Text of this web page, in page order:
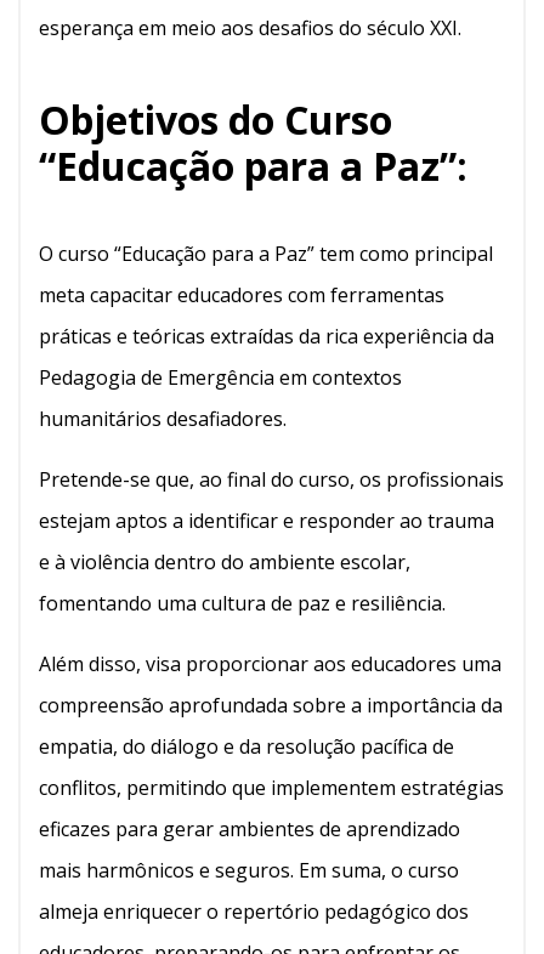
esperança em meio aos desafios do século XXI.
Objetivos do Curso
“Educação para a Paz”:
O curso “Educação para a Paz” tem como principal
meta capacitar educadores com ferramentas
práticas e teóricas extraídas da rica experiência da
Pedagogia de Emergência em contextos
humanitários desafiadores.
Pretende-se que, ao final do curso, os profissionais
estejam aptos a identificar e responder ao trauma
e à violência dentro do ambiente escolar,
fomentando uma cultura de paz e resiliência.
Além disso, visa proporcionar aos educadores uma
compreensão aprofundada sobre a importância da
empatia, do diálogo e da resolução pacífica de
conflitos, permitindo que implementem estratégias
eficazes para gerar ambientes de aprendizado
mais harmônicos e seguros. Em suma, o curso
almeja enriquecer o repertório pedagógico dos